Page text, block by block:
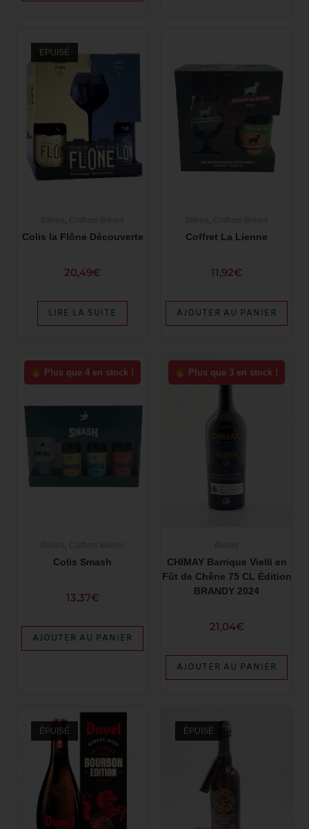
ÉPUISÉ
,
Colis la Flône Découverte
20,49€
LIRE LA SUITE
,
Coffret La Lienne
11,92€
AJOUTER AU PANIER
Plus que 4 en stock !
,
Colis Smash
13,37€
AJOUTER AU PANIER
Plus que 3 en stock !
CHIMAY Barrique Vielli en
Fût de Chêne 75 CL Édition
BRANDY 2024
21,04€
AJOUTER AU PANIER
ÉPUISÉ ÉPUISÉ